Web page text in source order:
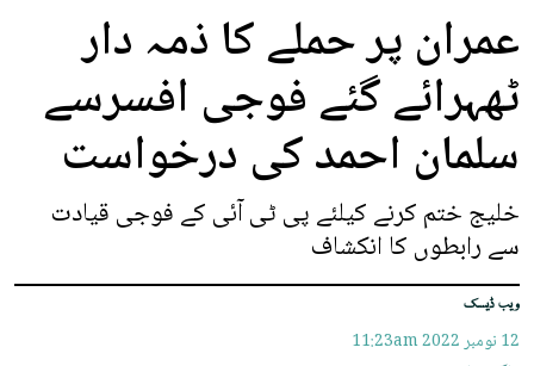
عمران پر حملے کا ذمہ دار
ٹھہرائے گئے فوجی افسرسے
سلمان احمد کی درخواست
خلیج ختم کرنے کیلئے پی ٹی آئی کے فوجی قیادت
سے رابطوں کا انکشاف
ویب ڈیسک
12 نومبر 2022 11:23am